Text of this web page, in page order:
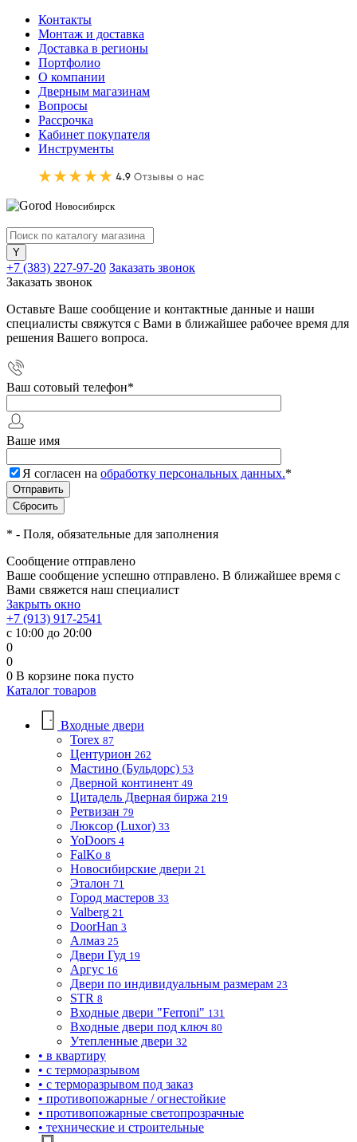
Контакты
Монтаж и доставка
Доставка в регионы
Портфолио
О компании
Дверным магазинам
Вопросы
Рассрочка
Кабинет покупателя
Инструменты
Новосибирск
+7 (383) 227-97-20 Заказать звонок
Заказать звонок
Оставьте Ваше сообщение и контактные данные и наши
специалисты свяжутся с Вами в ближайшее рабочее время для
решения Вашего вопроса.
Ваш сотовый телефон*
Ваше имя
Я согласен на обработку персональных данных.*
* - Поля, обязательные для заполнения
Сообщение отправлено
Ваше сообщение успешно отправлено. В ближайшее время с
Вами свяжется наш специалист
Закрыть окно
+7 (913) 917-2541
с 10:00 до 20:00
0
0
0 В корзине пока пусто
Каталог товаров
Входные двери
Torex 87
Центурион 262
Мастино (Бульдорс) 53
Дверной континент 49
Цитадель Дверная биржа 219
Ретвизан 79
Люксор (Luxor) 33
YoDoors 4
FalKo 8
Новосибирские двери 21
Эталон 71
Город мастеров 33
Valberg 21
DoorHan 3
Алмаз 25
Двери Гуд 19
Аргус 16
Двери по индивидуальным размерам 23
STR 8
Входные двери "Ferroni" 131
Входные двери под ключ 80
Утепленные двери 32
• в квартиру
• с терморазрывом
• с терморазрывом под заказ
• противопожарные / огнестойкие
• противопожарные светопрозрачные
• технические и строительные